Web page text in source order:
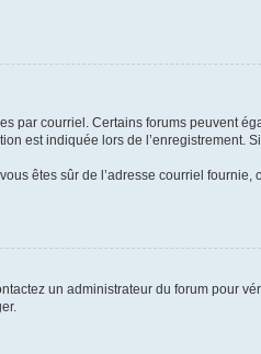
par courriel. Certains forums peuvent
est indiquée lors de l’enregistrement.
êtes sûr de l’adresse courriel fournie,
un administrateur du forum pour